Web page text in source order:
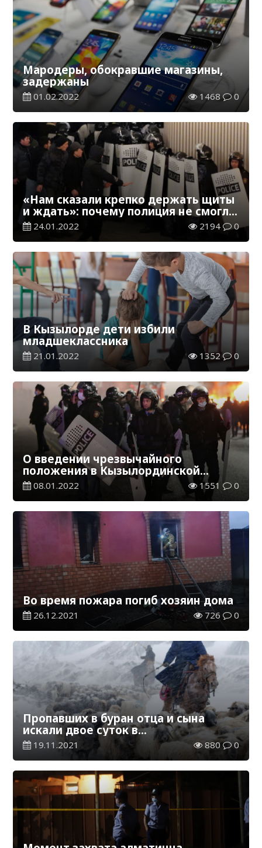
Мародеры, обокравшие магазины,
задержаны
01.02.2022 1468 0
«Нам сказали крепко держать щиты
и ждать»: почему полиция не смогла
защитить акимат Алматы
24.01.2022 2194 0
В Кызылорде дети избили
младшеклассника
21.01.2022 1352 0
О введении чрезвычайного
положения в Кызылординской
области
08.01.2022 1551 0
Во время пожара погиб хозяин дома
26.12.2021 726 0
Пропавших в буран отца и сына
искали двое суток в
Кызылординской области
19.11.2021 880 0